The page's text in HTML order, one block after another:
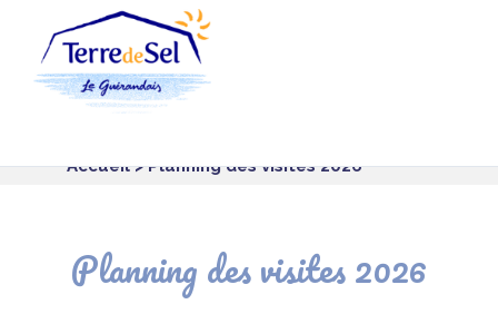
Accueil> Planning des visites 2026
Planning des visites 2026
Panneau de gestion des cookies